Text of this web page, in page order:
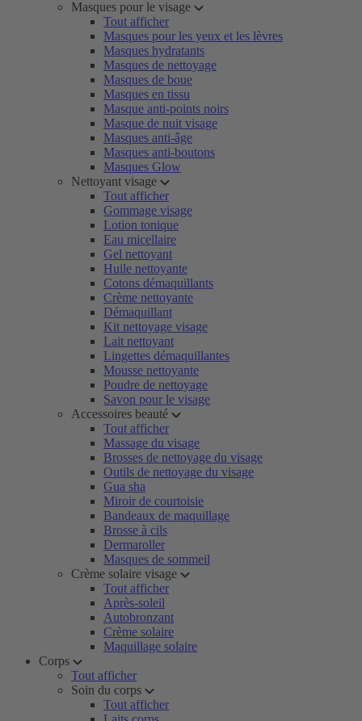
Masques pour le visage
Tout afficher
Masques pour les yeux et les lèvres
Masques hydratants
Masques de nettoyage
Masques de boue
Masques en tissu
Masque anti-points noirs
Masque de nuit visage
Masques anti-âge
Masques anti-boutons
Masques Glow
Nettoyant visage
Tout afficher
Gommage visage
Lotion tonique
Eau micellaire
Gel nettoyant
Huile nettoyante
Cotons démaquillants
Crème nettoyante
Démaquillant
Kit nettoyage visage
Lait nettoyant
Lingettes démaquillantes
Mousse nettoyante
Poudre de nettoyage
Savon pour le visage
Accessoires beauté
Tout afficher
Massage du visage
Brosses de nettoyage du visage
Outils de nettoyage du visage
Gua sha
Miroir de courtoisie
Bandeaux de maquillage
Brosse à cils
Dermaroller
Masques de sommeil
Crème solaire visage
Tout afficher
Après-soleil
Autobronzant
Crème solaire
Maquillage solaire
Corps
Tout afficher
Soin du corps
Tout afficher